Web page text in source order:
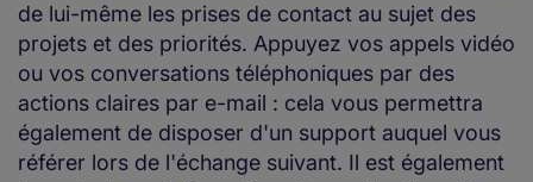
de lui-même les prises de contact au sujet des
projets et des priorités. Appuyez vos appels vidéo
ou vos conversations téléphoniques par des
actions claires par e-mail : cela vous permettra
également de disposer d'un support auquel vous
référer lors de l'échange suivant. Il est également